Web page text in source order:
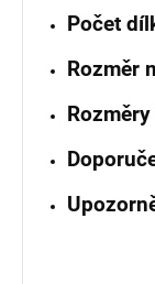
Počet
Rozměr